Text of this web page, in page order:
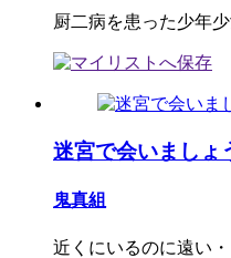
厨二病を患った少年
迷宮で会いましょ
鬼真組
近くにいるのに遠い・